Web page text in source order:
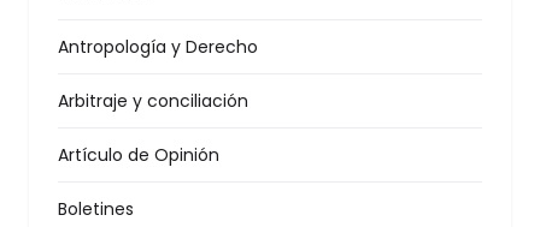
Antropología y Derecho
Arbitraje y conciliación
Artículo de Opinión
Boletines